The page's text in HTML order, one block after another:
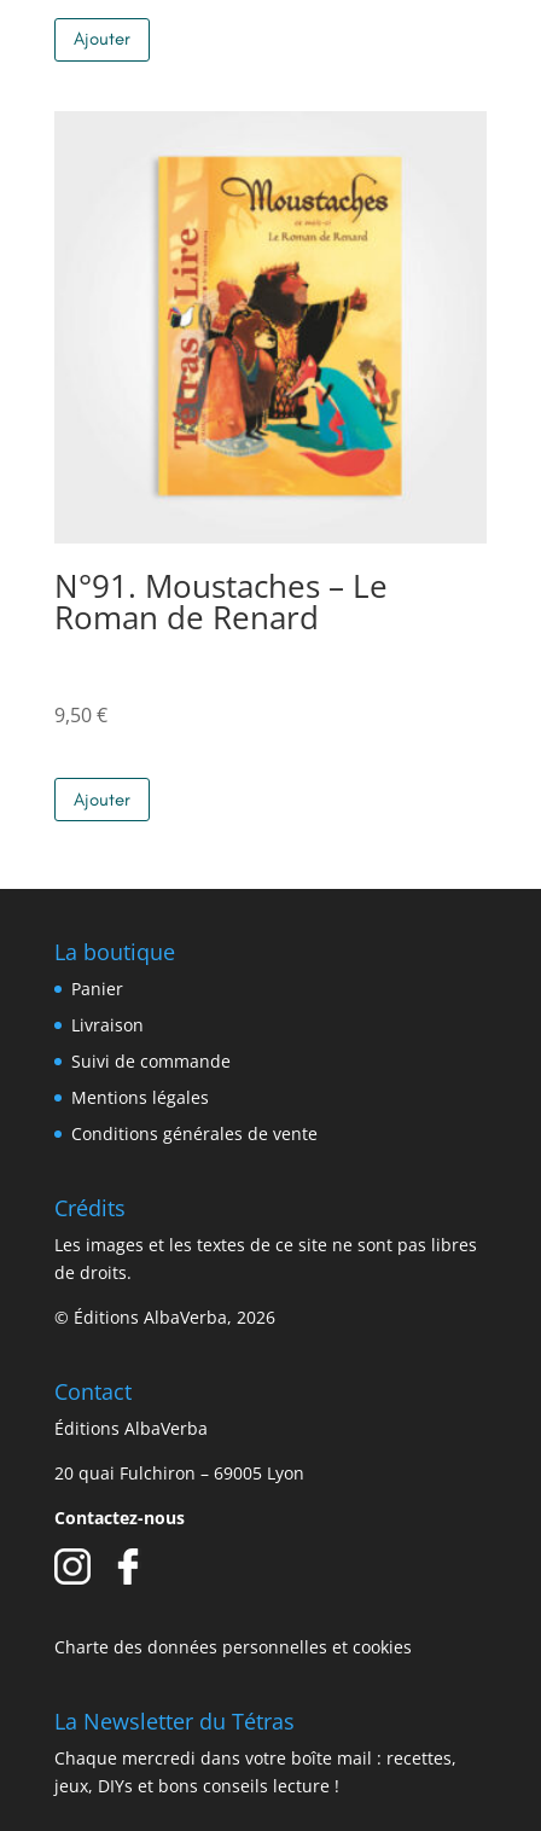
Ajouter
N°91. Moustaches – Le
Roman de Renard
9,50€
Ajouter
La boutique
Panier
Livraison
Suivi de commande
Mentions légales
Conditions générales de vente
Crédits
Les images et les textes de ce site ne sont pas libres
de droits.
© Éditions AlbaVerba, 2026
Contact
Éditions AlbaVerba
20 quai Fulchiron – 69005 Lyon
Contactez-nous
Charte des données personnelles et cookies
La Newsletter du Tétras
Chaque mercredi dans votre boîte mail : recettes,
jeux, DIYs et bons conseils lecture !